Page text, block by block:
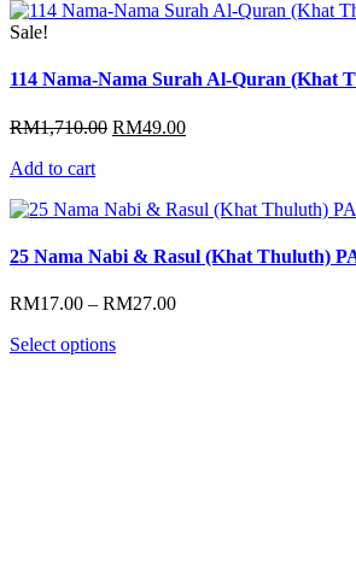
Sale!
114 Nama-Nama Surah Al-Quran (Khat
RM1,710.00 Original
RM49.00Current
Add to cart
25 Nama Nabi & Rasul (Khat Thuluth)
RM17.00 – RM27.00Price
Select options